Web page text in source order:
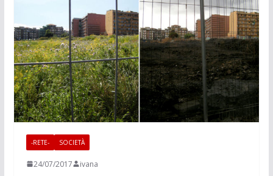
-RETE- SOCIETÀ
24/07/2017 ivana